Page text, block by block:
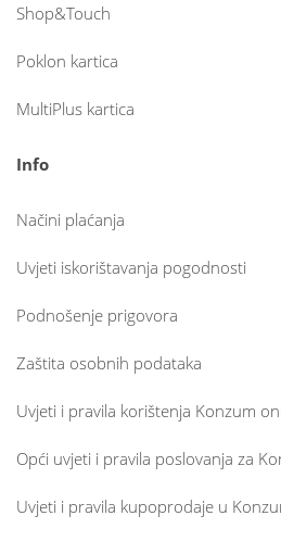
Shop&Touch
Poklon kartica
MultiPlus kartica
Info
Načini plaćanja
Uvjeti iskorištavanja pogodnosti
Podnošenje prigovora
Zaštita osobnih podataka
Uvjeti i pravila korištenja Konzum
Opći uvjeti i pravila poslovanja za
Uvjeti i pravila kupoprodaje u